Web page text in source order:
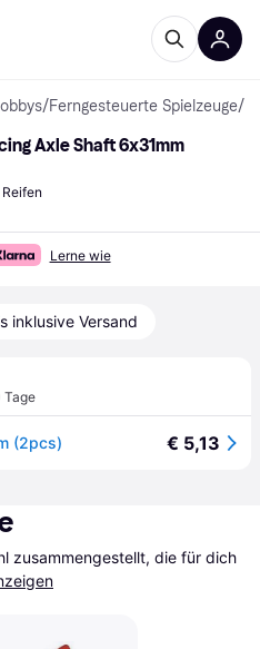
/Ferngesteuerte Spielzeuge/
Axle Shaft 6x31mm
Lerne wie
inklusive Versand
Tage
(2pcs) € 5,13
zusammengestellt, die für dich